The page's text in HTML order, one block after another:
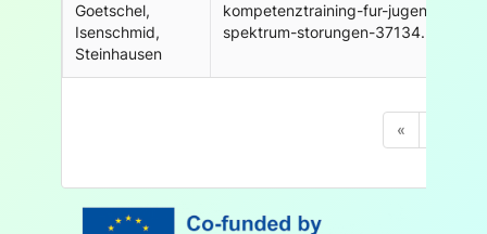
Goetschel,
Isenschmid,
Steinhausen
kompetenztraining-fur-jugendliche-
spektrum-storungen-
«